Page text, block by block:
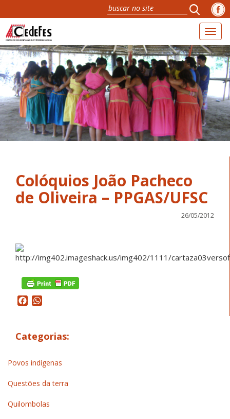
Colóquios João Pacheco
26/05/2012
Facebook
Categorias:
Povos indígenas
Questões da terra
Quilombolas